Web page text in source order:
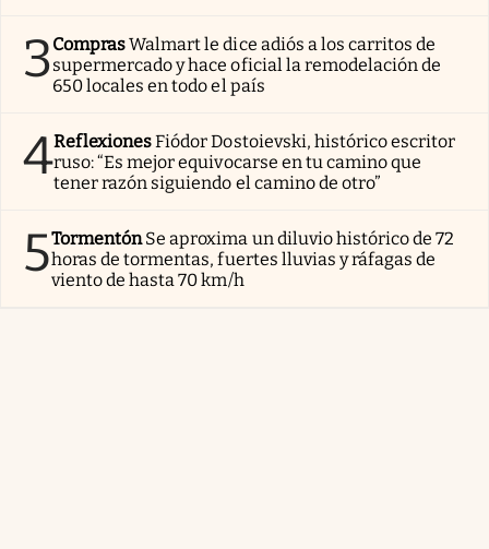
3ComprasWalmart le dice adiós a los carritos de
supermercado y hace oficial la remodelación de
650 locales en todo el país
4ReflexionesFiódor Dostoievski, histórico escritor
ruso: “Es mejor equivocarse en tu camino que
tener razón siguiendo el camino de otro”
5TormentónSe aproxima un diluvio histórico de 72
horas de tormentas, fuertes lluvias y ráfagas de
viento de hasta 70 km/h